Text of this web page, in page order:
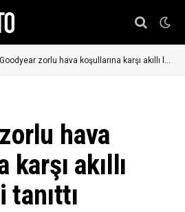
Goodyear zorlu hava koşullarına karşı akıllı lastiklerini tanıttı
hava
karşı akıllı